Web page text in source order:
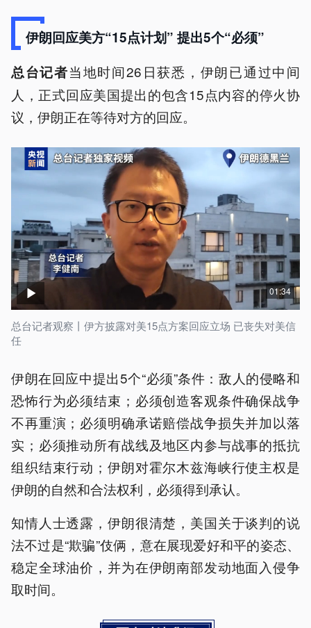
伊朗回应美方“15点计划” 提出5个“必须”
总台记者当地时间26日获悉，伊朗已通过中间
人，正式回应美国提出的包含15点内容的停火协
议，伊朗正在等待对方的回应。
01:34
总台记者观察丨伊方披露对美15点方案回应立场 已丧失对美信
任
伊朗在回应中提出5个“必须”条件：敌人的侵略和
恐怖行为必须结束；必须创造客观条件确保战争
不再重演；必须明确承诺赔偿战争损失并加以落
实；必须推动所有战线及地区内参与战事的抵抗
组织结束行动；伊朗对霍尔木兹海峡行使主权是
伊朗的自然和合法权利，必须得到承认。
知情人士透露，伊朗很清楚，美国关于谈判的说
法不过是“欺骗”伎俩，意在展现爱好和平的姿态、
稳定全球油价，并为在伊朗南部发动地面入侵争
取时间。